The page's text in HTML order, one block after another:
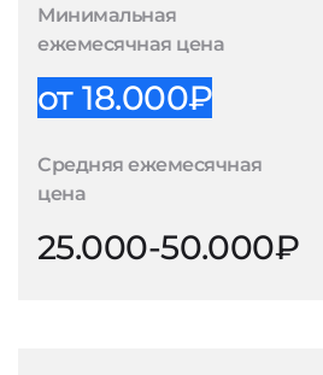
Минимальная
ежемесячная цена
от 18.000₽
Средняя ежемесячная
цена
25.000-50.000₽